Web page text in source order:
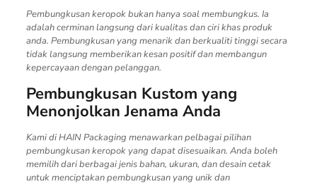
Pembungkusan keropok bukan hanya soal membungkus. Ia
adalah cerminan langsung dari kualitas dan ciri khas produk
anda. Pembungkusan yang menarik dan berkualiti tinggi secara
tidak langsung memberikan kesan positif dan membangun
kepercayaan dengan pelanggan.
Pembungkusan Kustom yang
Menonjolkan Jenama Anda
Kami di HAIN Packaging menawarkan pelbagai pilihan
pembungkusan keropok yang dapat disesuaikan. Anda boleh
memilih dari berbagai jenis bahan, ukuran, dan desain cetak
untuk menciptakan pembungkusan yang unik dan